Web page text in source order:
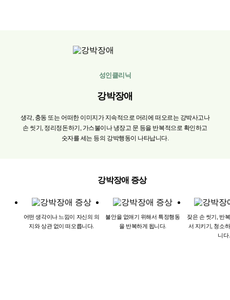
성인클리닉
강박장애
생각, 충동 또는 어떠한 이미지가 지속적으로 머리에 떠오르는 강박사고나
손 씻기, 정리정돈하기, 가스불이나 냉장고 문 등을 반복적으로 확인하고
숫자를 세는 등의 강박행동이 나타납니다.
강박장애 증상
어떤 생각이나 느낌이 자신의 의
지와 상관 없이 떠오릅니다.
불안을 없애기 위해서 특정행동
을 반복하게 됩니다.
잦은 손 씻기, 반
서 지키기, 청소
니다.